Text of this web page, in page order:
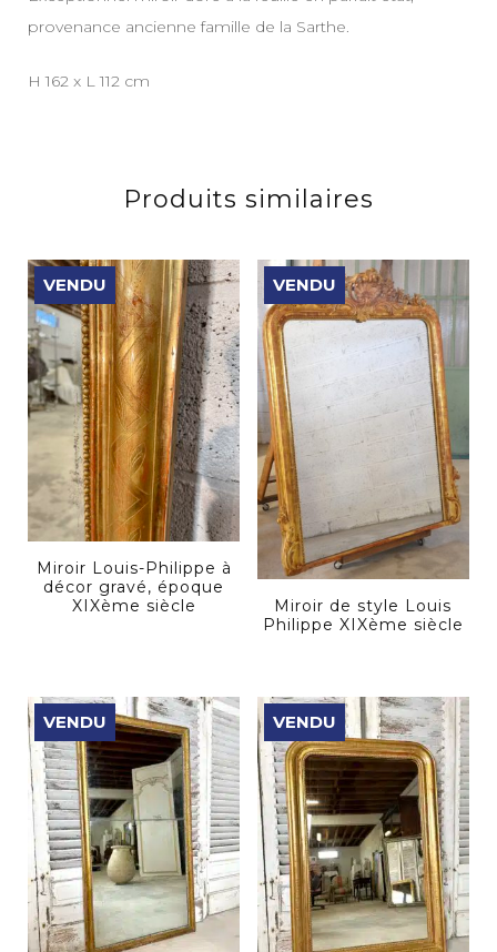
provenance ancienne famille de la Sarthe.
H 162 x L 112 cm
Produits similaires
VENDU
Miroir Louis-Philippe à
décor gravé, époque
XIXème siècle
VENDU
Miroir de style Louis
Philippe XIXème siècle
VENDU VENDU